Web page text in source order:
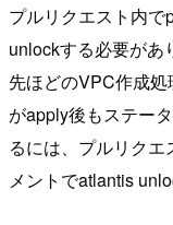
プルリクエスト内
unlockする必要があ
先ほどのVPC作成
がapply後もステー
るには、プルリク
メントでatlantis